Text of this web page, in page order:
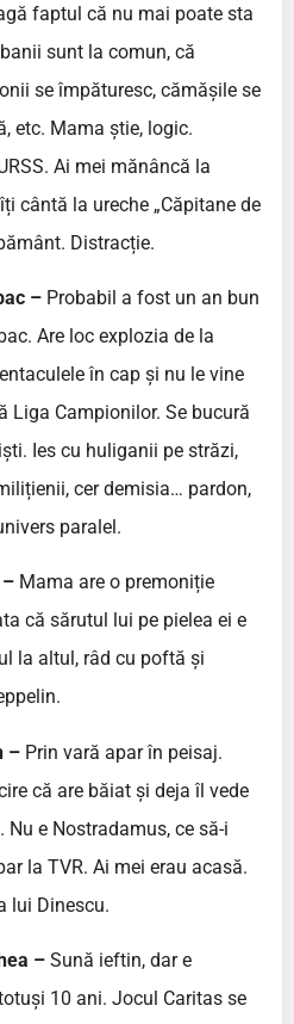
faptul că nu mai poate sta
sunt la comun, că
se împăturesc, cămășile se
etc. Mama știe, logic.
Ai mei mănâncă la
cântă la ureche „Căpitane de
Distracție.
– Probabil a fost un an bun
Are loc explozia de la
în cap și nu le vine
Liga Campionilor. Se bucură
Ies cu huliganii pe străzi,
cer demisia… pardon,
paralel.
– Mama are o premoniție
că sărutul lui pe pielea ei e
la altul, râd cu poftă și
– Prin vară apar în peisaj.
că are băiat și deja îl vede
e Nostradamus, ce să-i
la TVR. Ai mei erau acasă.
lui Dinescu.
– Sună ieftin, dar e
10 ani. Jocul Caritas se